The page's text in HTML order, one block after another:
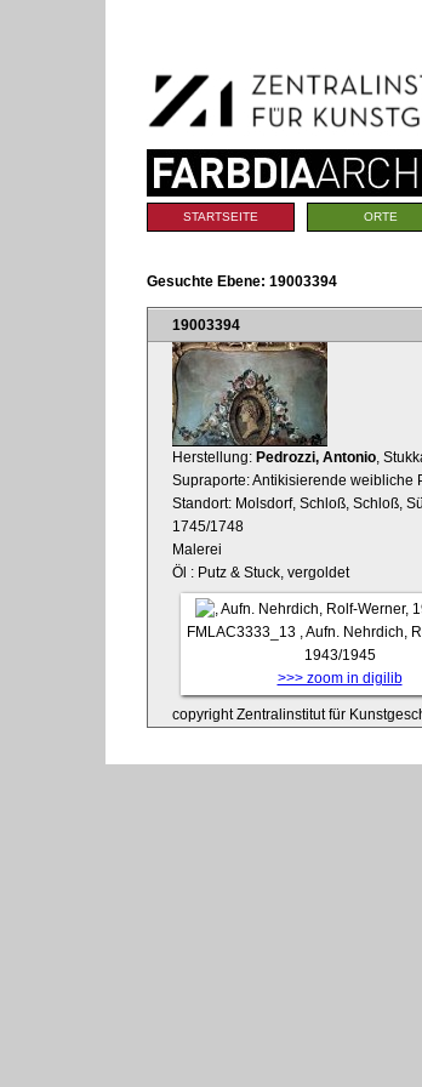
Navigation
Sektionen
STARTSEITE ORTE
Gesuchte Ebene: 19003394
19003394
Herstellung: Pedrozzi, Antonio ,
Supraporte: Antikisierende weibliche
Standort: Molsdorf, Schloß, Schloß,
1745/1748
Malerei
Öl : Putz & Stuck, vergoldet
FMLAC3333_13
, Aufn. Nehrdich,
1943/1945
>>> zoom in digilib
copyright Zentralinstitut für